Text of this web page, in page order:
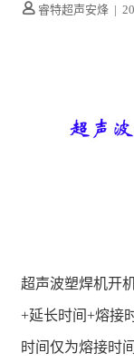
睿特超声安烽 |
超声波塑焊机开
+延长时间+熔接
时间仅为熔接时